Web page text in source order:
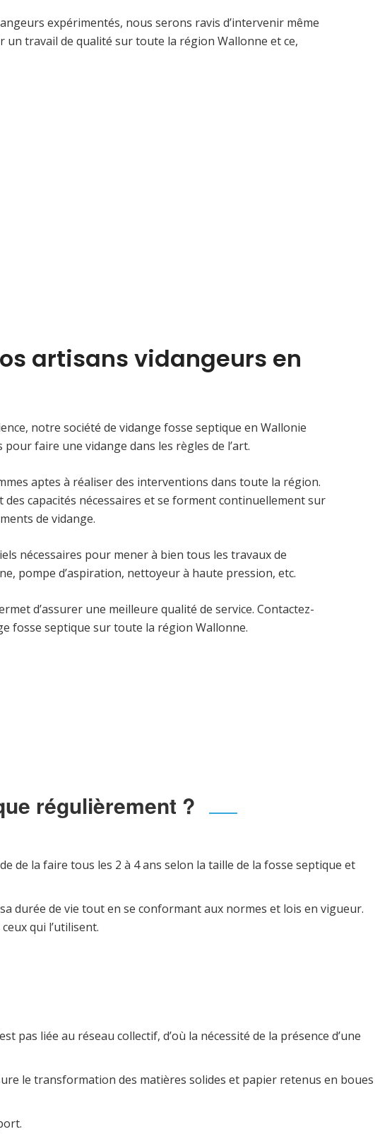
expérimentés, nous serons ravis d’intervenir même
un travail de qualité sur toute la région Wallonne et ce,
artisans vidangeurs en
notre société de vidange fosse septique en Wallonie
faire une vidange dans les règles de l’art.
aptes à réaliser des interventions dans toute la région.
capacités nécessaires et se forment continuellement sur
de vidange.
nécessaires pour mener à bien tous les travaux de
pompe d’aspiration, nettoyeur à haute pression, etc.
d’assurer une meilleure qualité de service. Contactez-
fosse septique sur toute la région Wallonne.
régulièrement ?
de la faire tous les 2 à 4 ans selon la taille de la fosse septique et
durée de vie tout en se conformant aux normes et lois en vigueur.
qui l’utilisent.
pas liée au réseau collectif, d’où la nécessité de la présence d’une
le transformation des matières solides et papier retenus en boues